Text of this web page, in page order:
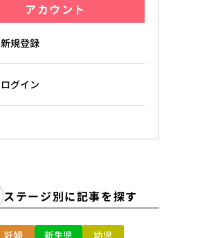
アカウント
新規登録
ログイン
ステージ別に記事を探す
妊婦 新生児
幼児